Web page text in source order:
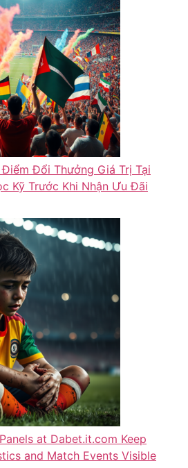
Điểm Đổi Thưởng Giá Trị Tại
Kỹ Trước Khi Nhận Ưu Đãi
at Dabet.it.com Keep
and Match Events Visible